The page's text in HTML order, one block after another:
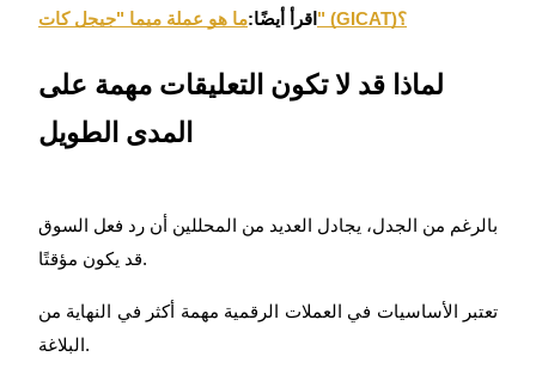
مركز المكافآت
تسجيل الدخول
اقرأ أيضًا: ما هو عملة ميما "جيجل كات" (GICAT)؟
لماذا قد لا تكون التعليقات مهمة على
المدى الطويل
بالرغم من الجدل، يجادل العديد من المحللين أن رد فعل السوق
قد يكون مؤقتًا.
تعتبر الأساسيات في العملات الرقمية مهمة أكثر في النهاية من
البلاغة.